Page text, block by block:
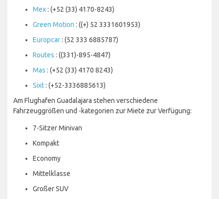
Mex: (+52 (33) 4170-8243)
Green Motion : ((+) 52 3331601953)
Europcar: (52 333 6885787)
Routes : ((331)-895-4847)
Mas : (+52 (33) 4170 8243)
Sixt: (+52-3336885613)
Am Flughafen Guadalajara stehen verschiedene
Fahrzeuggrößen und -kategorien zur Miete zur Verfügung:
7-Sitzer Minivan
Kompakt
Economy
Mittelklasse
Großer SUV